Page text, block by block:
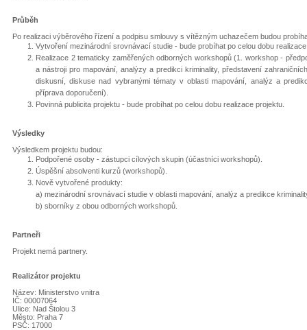
Průběh
Po realizaci výběrového řízení a podpisu smlouvy s vítězným uchazečem budou
Vytvoření mezinárodní srovnávací studie - bude probíhat po celou dobu
Realizace 2 tematicky zaměřených odborných workshopů (1. workshop -
a nástroji pro mapování, analýzy a predikci kriminality, představení
diskusní, diskuse nad vybranými tématy v oblasti mapování, analýz a
příprava doporučení).
Povinná publicita projektu - bude probíhat po celou dobu realizace projektu.
Výsledky
Výsledkem projektu budou:
Podpořené osoby - zástupci cílových skupin (účastníci workshopů).
Úspěšní absolventi kurzů (workshopů).
Nově vytvořené produkty:
a) mezinárodní srovnávací studie v oblasti mapování, analýz a predikce
b) sborníky z obou odborných workshopů.
Partneři
Projekt nemá partnery.
Realizátor projektu
Název: Ministerstvo vnitra
IČ: 00007064
Ulice: Nad Štolou 3
Město: Praha 7
PSČ: 17000